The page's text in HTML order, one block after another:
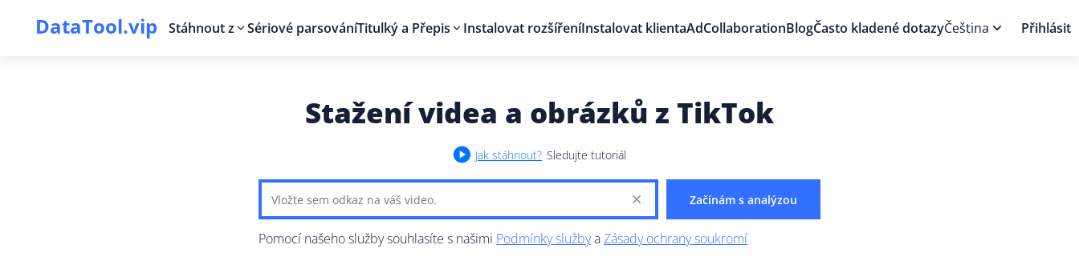
DataTool.vip Stáhnout z Sériové parsováníTitulký a Přepis Instalovat rozšířeníInstalovat klientaAdCollaborationBlogČasto kladené dotazyČeština Přihlásit
Stažení videa a obrázků z TikTok
Jak stáhnout? Sledujte tutoriál
Začínám s analýzou
Pomocí našeho služby souhlasíte s našimi Podmínky službyaZásady ochrany soukromí